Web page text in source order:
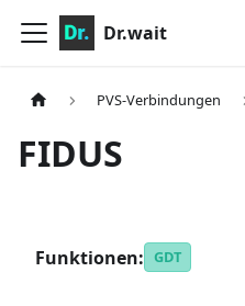
Dr.wait
PVS-Verbindungen
FIDUS
Funktionen: GDT